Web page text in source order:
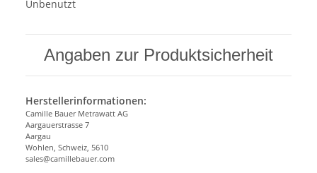
Unbenutzt
Angaben zur Produktsicherheit
Herstellerinformationen:
Camille Bauer Metrawatt AG
Aargauerstrasse 7
Aargau
Wohlen, Schweiz, 5610
sales@camillebauer.com